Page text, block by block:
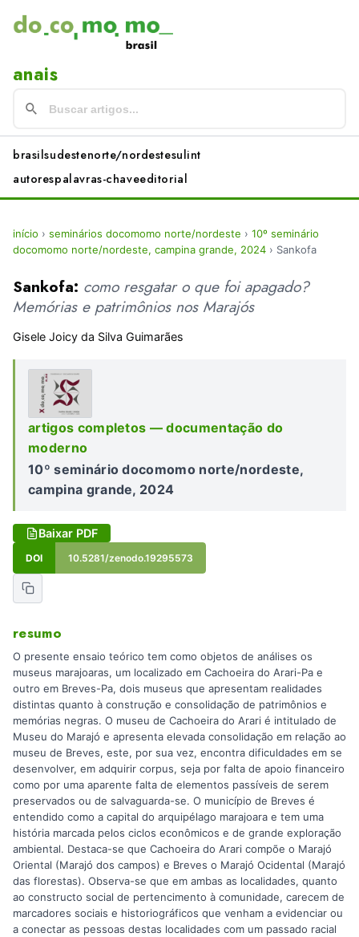
anais
brasilsudestenorte/nordestesulint
autorespalavras-chaveeditorial
início › seminários docomomo norte/nordeste › 10º seminário
docomomo norte/nordeste, campina grande, 2024 › Sankofa
Sankofa: como resgatar o que foi apagado?
Memórias e patrimônios nos Marajós
Gisele Joicy da Silva Guimarães
artigos completos — documentação do
moderno
10º seminário docomomo norte/nordeste,
campina grande, 2024
Baixar PDF
DOI 10.5281/zenodo.19295573
resumo
O presente ensaio teórico tem como objetos de análises os
museus marajoaras, um localizado em Cachoeira do Arari-Pa e
outro em Breves-Pa, dois museus que apresentam realidades
distintas quanto à construção e consolidação de patrimônios e
memórias negras. O museu de Cachoeira do Arari é intitulado de
Museu do Marajó e apresenta elevada consolidação em relação ao
museu de Breves, este, por sua vez, encontra dificuldades em se
desenvolver, em adquirir corpus, seja por falta de apoio financeiro
como por uma aparente falta de elementos passíveis de serem
preservados ou de salvaguarda-se. O município de Breves é
entendido como a capital do arquipélago marajoara e tem uma
história marcada pelos ciclos econômicos e de grande exploração
ambiental. Destaca-se que Cachoeira do Arari compõe o Marajó
Oriental (Marajó dos campos) e Breves o Marajó Ocidental (Marajó
das florestas). Observa-se que em ambas as localidades, quanto
ao constructo social de pertencimento à comunidade, carecem de
marcadores sociais e historiográficos que venham a evidenciar ou
a conectar as pessoas destas localidades com um passado racial